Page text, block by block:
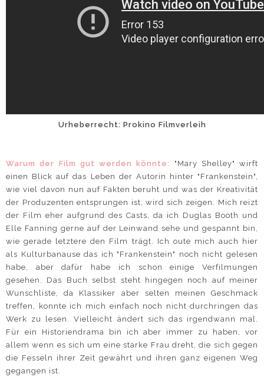
Urheberrecht: Prokino Filmverleih
Warum der Film gut werden könnte:
"Mary Shelley" wirft
einen Blick auf das Leben der Autorin hinter "Frankenstein",
wie viel davon nun auf Fakten beruht und was der Kreativität
der Produzenten entsprungen ist, wird sich zeigen. Mich reizt
der Film eher aufgrund des Casts, da ich Duglas Booth und
Elle Fanning gerne auf der Leinwand sehe und gespannt bin,
wie gerade letztere den Film trägt. Ich oute mich auch hier
als Kulturbanause das ich "Frankenstein" noch nicht gelesen
habe, aber dafür habe ich schon einige Verfilmungen
gesehen. Das Buch selbst steht hingegen noch auf meiner
Wunschliste, da Klassiker aber selten meinen Geschmack
treffen, konnte ich mich einfach noch nicht durchringen das
Werk zu lesen. Vielleicht ändert sich das irgendwann mal.
Für ein Historiendrama bin ich aber immer zu haben, vor
allem wenn es sich um eine starke Frau dreht, die sich gegen
die Fesseln ihrer Zeit gewährt und ihren ganz eigenen Weg
gegangen ist.